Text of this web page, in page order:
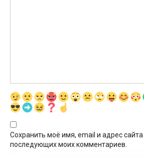
Сохранить моё имя, email и адрес
последующих моих комментариев.